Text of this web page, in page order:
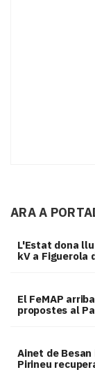
ARA A
L'Estat dona
kV a Figuerola
El FeMAP
propostes al
Ainet de
Pirineu